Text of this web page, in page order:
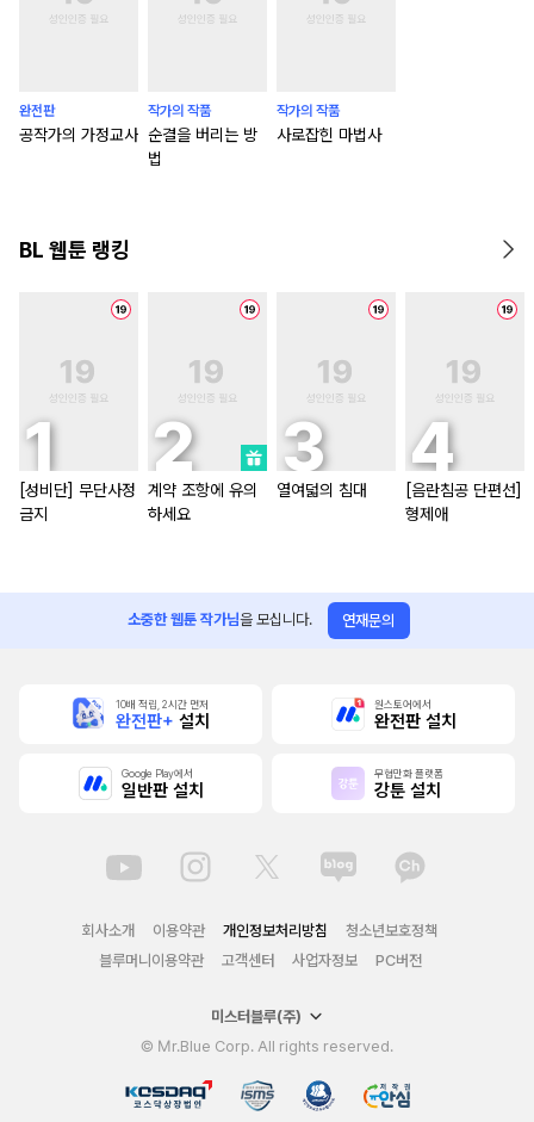
완전판
공작가의 가정교사
작가의 작품
순결을 버리는 방
법
작가의 작품
사로잡힌 마법사
BL 웹툰 랭킹
[성비단] 무단사정
금지
계약 조항에 유의
하세요
열여덟의 침대
[음란침공 단편선]
형제애
소중한 웹툰 작가님을 모십니다. 연재문의
10배 적립, 2시간 먼저
완전판+ 설치
원스토어에서
완전판 설치
Google Play에서
일반판 설치
무협만화 플랫폼
강툰 설치
회사소개 이용약관 개인정보처리방침
청소년보호정책
블루머니이용약관
고객센터 사업자정보 PC버전
미스터블루(주)
© Mr.Blue Corp. All rights reserved.